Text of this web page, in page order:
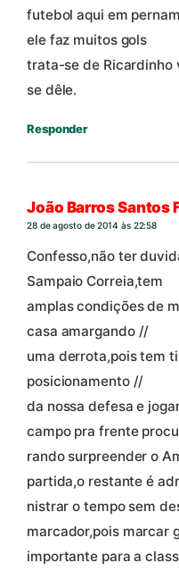
futebol aqui em
ele faz muitos gols
trata-se de Ricardinho
se dêle.
Responder
João Barros Santos
28 de agosto de 2014 às 22:58
Confesso,não ter
Sampaio Correia,tem
amplas condições de
casa amargando //
uma derrota,pois tem
posicionamento //
da nossa defesa e
campo pra frente procu
rando surpreender o
partida,o restante é
nistrar o tempo sem
marcador,pois marcar
importante para a